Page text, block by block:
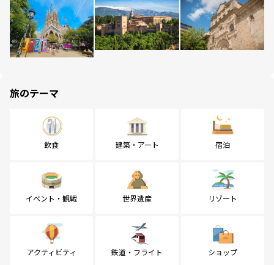
旅のテーマ
飲食 建築・アート 宿泊
イベント・観戦 世界遺産 リゾート
アクティビティ 鉄道・フライト ショップ